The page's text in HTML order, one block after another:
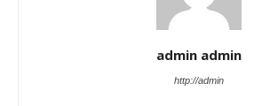
admin admin
http://admin